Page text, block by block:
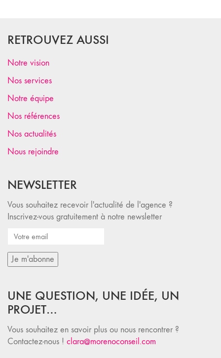
RETROUVEZ AUSSI
Notre vision
Nos services
Notre équipe
Nos références
Nos actualités
Nous rejoindre
NEWSLETTER
Vous souhaitez recevoir l'actualité de l'agence ?
Inscrivez-vous gratuitement à notre newsletter
UNE QUESTION, UNE IDÉE, UN
PROJET…
Vous souhaitez en savoir plus ou nous rencontrer ?
Contactez-nous ! clara@morenoconseil.com